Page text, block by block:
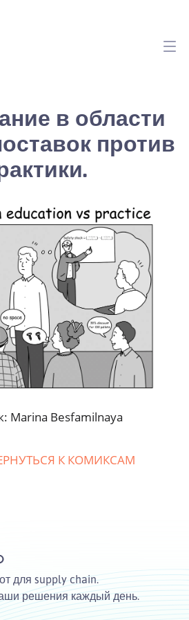
в области
против
Marina Besfamilnaya
К КОМИКСАМ
для supply chain.
решения каждый день.